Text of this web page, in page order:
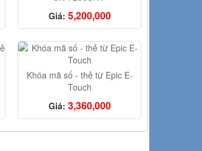
Giá: 5,200,000
Khóa mã số - thẻ từ Epic E-
Touch
Giá: 3,360,000